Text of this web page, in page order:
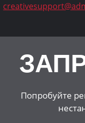
Попробуйте